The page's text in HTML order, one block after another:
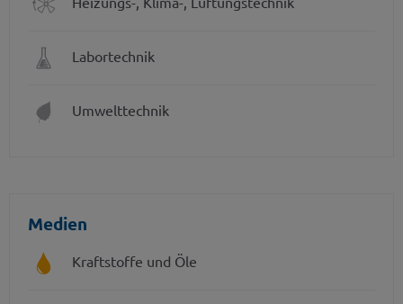
Labortechnik
Umwelttechnik
Medien
Kraftstoffe und Öle